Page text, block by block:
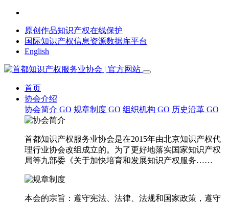
原创作品知识产权在线保护
国际知识产权信息资源数据库平台
English
首页
协会介绍
协会简介 GO 规章制度 GO 组织机构 GO 历史沿革 GO
首都知识产权服务业协会是在2015年由北京知识产权代
理行业协会改组成立的。为了更好地落实国家知识产权
局等九部委《关于加快培育和发展知识产权服务……
本会的宗旨：遵守宪法、法律、法规和国家政策，遵守